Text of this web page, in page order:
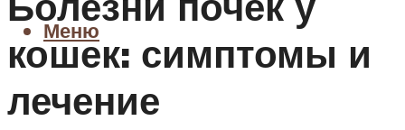
Меню
кошек: симптомы и
лечение